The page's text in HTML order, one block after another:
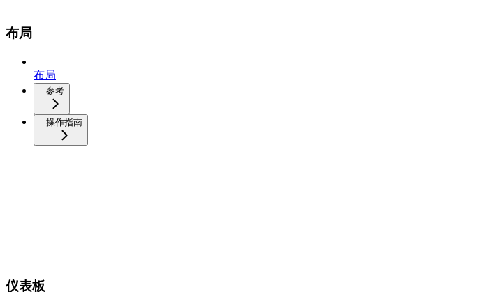
布局
布局
参考
操作指南
仪表板